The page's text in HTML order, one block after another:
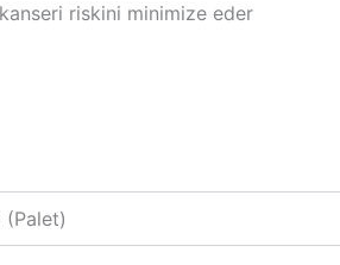
kanseri riskini minimize eder
(Palet)